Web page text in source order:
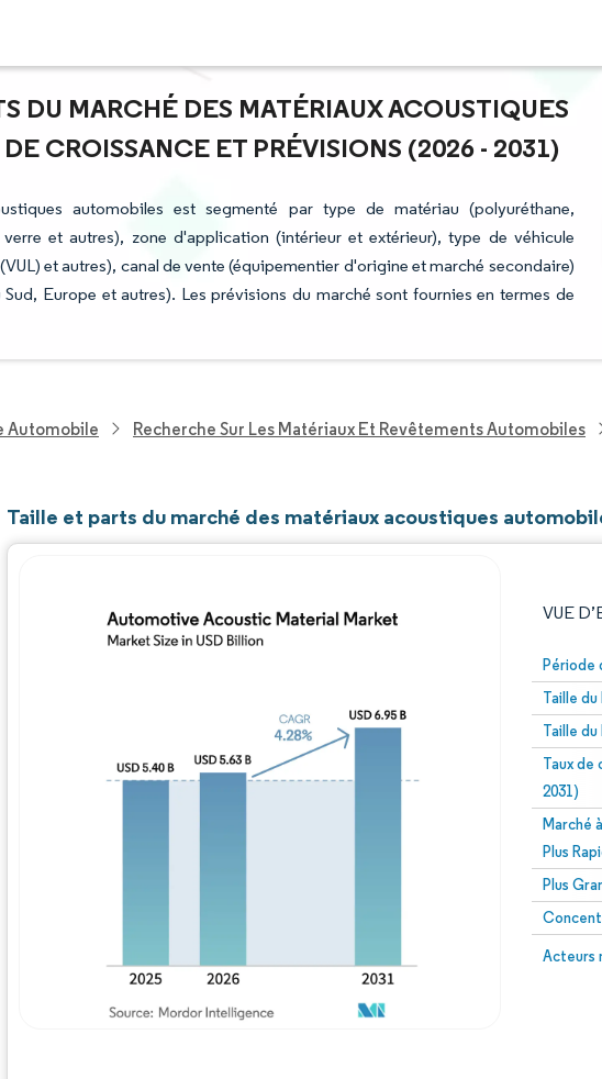
DU MARCHÉ DES MATÉRIAUX ACOUSTIQUES
CROISSANCE ET PRÉVISIONS (2026 - 2031)
automobiles est segmenté par type de matériau (polyuréthane,
et autres), zone d'application (intérieur et extérieur), type de véhicule
et autres), canal de vente (équipementier d'origine et marché secondaire)
Europe et autres). Les prévisions du marché sont fournies en termes de
Automobile Recherche Sur Les Matériaux Et Revêtements Automobiles
Taille et parts du marché des matériaux acoustiques
VUE
Période
Taille du
Taille du
Taux de
2031)
Marché
Plus
Plus
Acteurs
Image ©
Image © Mordor Intelligence. La réutilisation nécessite une